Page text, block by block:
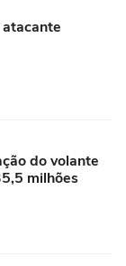
do volante
milhões